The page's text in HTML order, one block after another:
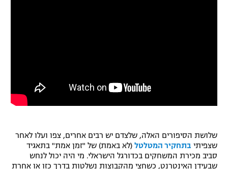
שלושת הסיפורים האלה, שלצדם יש רבים אחרים, צפו ועלו לאחר
שצפיתי בתחקיר המטלטל (לא באמת) של "זמן אמת" בתאגיד
סביב מכירת המשחקים בכדורגל הישראלי. מי היה יכול לנחש
שבעידן האינטרנט, כשחצי מהקבוצות נשלטות בדרך כזו או אחרת